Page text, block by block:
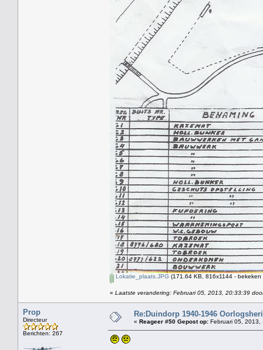
Lokatie_plaats.JPG (171.64 KB, 816x1144 - bekeken
« Laatste verandering: Februari 05, 2013, 20:33:39
Prop
Directeur
Berichten: 267
Re:Duindorp 1940-1946
« Reageer #50 Gepost op: Februari 05, 2013,